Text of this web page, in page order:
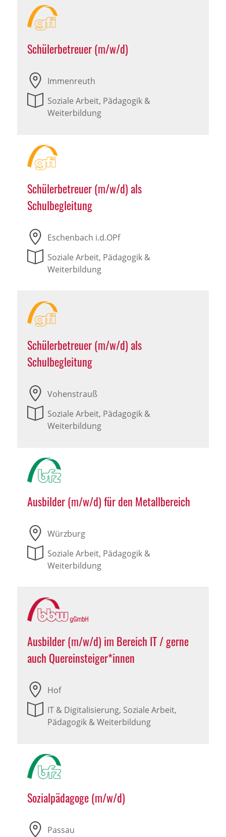
Schülerbetreuer (m/w/d)
Immenreuth
Soziale Arbeit, Pädagogik &
Weiterbildung
Schülerbetreuer (m/w/d) als
Schulbegleitung
Eschenbach i.d.OPf
Soziale Arbeit, Pädagogik &
Weiterbildung
Schülerbetreuer (m/w/d) als
Schulbegleitung
Vohenstrauß
Soziale Arbeit, Pädagogik &
Weiterbildung
Ausbilder (m/w/d) für den Metallbereich
Würzburg
Soziale Arbeit, Pädagogik &
Weiterbildung
Ausbilder (m/w/d) im Bereich IT / gerne
auch Quereinsteiger*innen
Hof
IT & Digitalisierung, Soziale Arbeit,
Pädagogik & Weiterbildung
Sozialpädagoge (m/w/d)
Passau